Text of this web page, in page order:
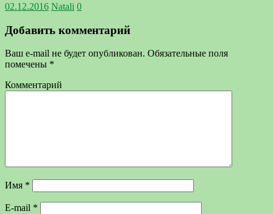
02.12.2016 Natali 0
Добавить комментарий
Ваш e-mail не будет опубликован. Обязательные поля
помечены *
Комментарий
Имя *
E-mail *